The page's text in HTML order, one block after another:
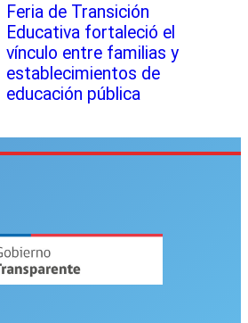
Feria de Transición
Educativa fortaleció el
vínculo entre familias y
establecimientos de
educación pública